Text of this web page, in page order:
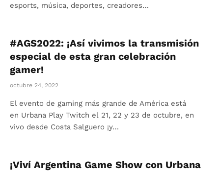
esports, música, deportes, creadores…
#AGS2022: ¡Así vivimos la transmisión
especial de esta gran celebración
gamer!
octubre 24, 2022
El evento de gaming más grande de América está
en Urbana Play Twitch el 21, 22 y 23 de octubre, en
vivo desde Costa Salguero ¡y…
¡Viví Argentina Game Show con Urbana